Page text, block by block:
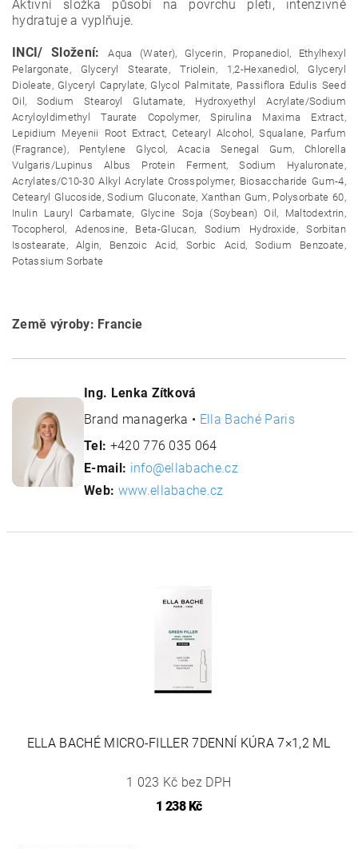
Aktivní složka působí na povrchu pleti, intenzivně
hydratuje a vyplňuje.
INCI/ Složení:
Aqua (Water), Glycerin, Propanediol, Ethylhexyl
Pelargonate, Glyceryl Stearate, Triolein, 1,2-Hexanediol, Glyceryl
Dioleate, Glyceryl Caprylate, Glycol Palmitate, Passiflora Edulis Seed
Oil, Sodium Stearoyl Glutamate, Hydroxyethyl Acrylate/Sodium
Acryloyldimethyl Taurate Copolymer, Spirulina Maxima Extract,
Lepidium Meyenii Root Extract, Cetearyl Alcohol, Squalane, Parfum
(Fragrance), Pentylene Glycol, Acacia Senegal Gum, Chlorella
Vulgaris/Lupinus Albus Protein Ferment, Sodium Hyaluronate,
Acrylates/C10-30 Alkyl Acrylate Crosspolymer, Biosaccharide Gum-4,
Cetearyl Glucoside, Sodium Gluconate, Xanthan Gum, Polysorbate 60,
Inulin Lauryl Carbamate, Glycine Soja (Soybean) Oil, Maltodextrin,
Tocopherol, Adenosine, Beta-Glucan, Sodium Hydroxide, Sorbitan
Isostearate, Algin, Benzoic Acid, Sorbic Acid, Sodium Benzoate,
Potassium Sorbate
Země výroby: Francie
Ing. Lenka Zítková
Brand managerka • Ella Baché Paris
Tel: +420 776 035 064
E-mail: info@ellabache.cz
Web: www.ellabache.cz
ELLA BACHÉ MICRO-FILLER 7DENNÍ KÚRA 7×1,2 ML
1 023 Kč bez DPH
1 238 Kč